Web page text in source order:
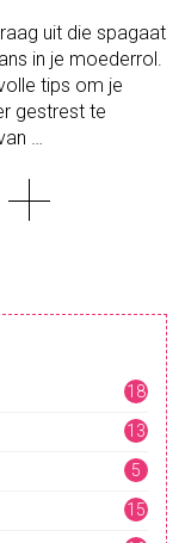
0
A
M
I
A
uit die spagaat
in je moederrol.
tips om je
gestrest te
…
18
13
5
15